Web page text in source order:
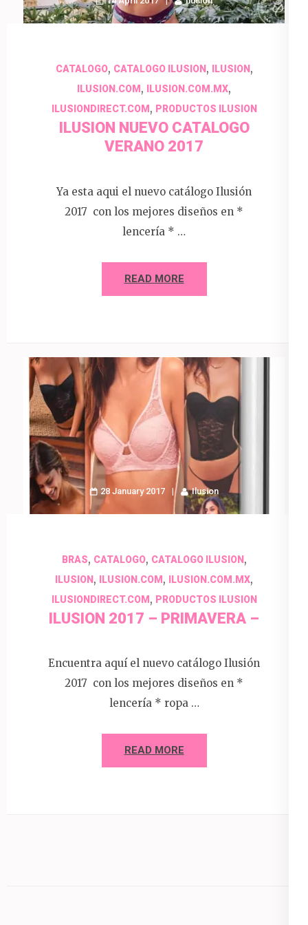
CATALOGO, CATALOGO ILUSION, ILUSION,
ILUSION.COM , ILUSION.COM.MX,
ILUSIONDIRECT.COM , PRODUCTOS ILUSION
ILUSION NUEVO CATALOGO
VERANO 2017
Ya esta aqui el nuevo catálogo Ilusión
2017 con los mejores diseños en *
lencería * …
READ MORE
28 January 2017 Ilusion
BRAS, CATALOGO, CATALOGO ILUSION,
ILUSION, ILUSION.COM, ILUSION.COM.MX,
ILUSIONDIRECT.COM, PRODUCTOS ILUSION
ILUSION 2017 – PRIMAVERA –
Encuentra aquí el nuevo catálogo Ilusión
2017 con los mejores diseños en *
lencería * ropa …
READ MORE